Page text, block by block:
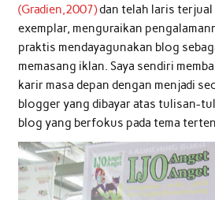
(Gradien,2007)dan telah laris
exemplar, menguraikan
praktis mendayagunakan blog
memasang iklan. Saya sendiri
karir masa depan dengan menjadi
blogger yang dibayar atas tulisan-
blog yang berfokus pada tema